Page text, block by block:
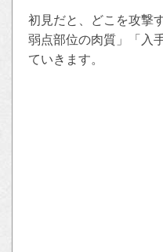
初見だと、どこを攻撃
弱点部位の肉質」「入
ていきます。